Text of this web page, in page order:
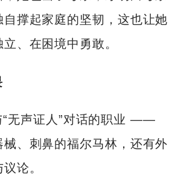
自撑起家庭的坚韧，这也让她
、在困境中勇敢。
“无声证人”对话的职业 ——
、刺鼻的福尔马林，还有外
论。